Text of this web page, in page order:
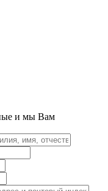
и мы Вам